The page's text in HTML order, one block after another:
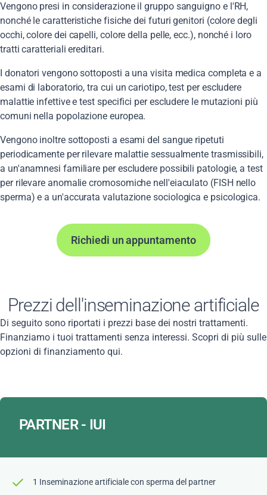
Vengono presi in considerazione il gruppo sanguigno e l'RH,
nonché le caratteristiche fisiche dei futuri genitori (colore degli
occhi, colore dei capelli, colore della pelle, ecc.), nonché i loro
tratti caratteriali ereditari.
I donatori vengono sottoposti a una visita medica completa e a
esami di laboratorio, tra cui un cariotipo, test per escludere
malattie infettive e test specifici per escludere le mutazioni più
comuni nella popolazione europea.
Vengono inoltre sottoposti a esami del sangue ripetuti
periodicamente per rilevare malattie sessualmente trasmissibili,
a un'anamnesi familiare per escludere possibili patologie, a test
per rilevare anomalie cromosomiche nell'eiaculato (FISH nello
sperma) e a un'accurata valutazione sociologica e psicologica.
Richiedi un appuntamento
Prezzi dell'inseminazione artificiale
Di seguito sono riportati i prezzi base dei nostri trattamenti.
Finanziamo i tuoi trattamenti senza interessi. Scopri di più sulle
opzioni di finanziamento qui.
PARTNER - IUI
1 Inseminazione artificiale con sperma del partner